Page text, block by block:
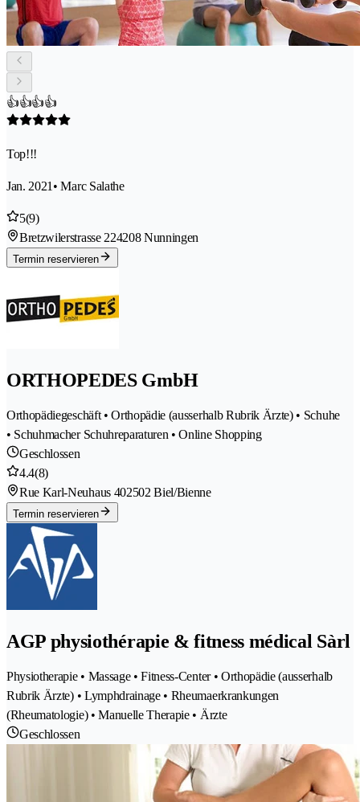
👍👍👍👍
Top!!!
Jan. 2021 • Marc Salathe
5(9)
Bretzwilerstrasse 224208 Nunningen
Termin reservieren
ORTHOPEDES GmbH
Orthopädiegeschäft • Orthopädie (ausserhalb Rubrik Ärzte) • Schuhe
• Schuhmacher Schuhreparaturen • Online Shopping
Geschlossen
4.4(8)
Rue Karl-Neuhaus 402502 Biel/Bienne
Termin reservieren
AGP physiothérapie & fitness médical Sàrl
Physiotherapie • Massage • Fitness-Center • Orthopädie (ausserhalb
Rubrik Ärzte) • Lymphdrainage • Rheumaerkrankungen
(Rheumatologie) • Manuelle Therapie • Ärzte
Geschlossen